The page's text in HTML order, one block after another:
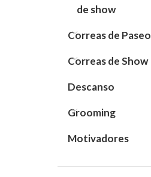
de show
Correas de Paseo
Correas de Show
Descanso
Grooming
Motivadores